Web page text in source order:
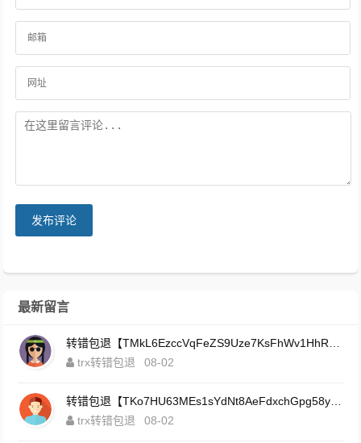
发布评论
最新留言
trx转错包退
08-02
trx转错包退
08-02